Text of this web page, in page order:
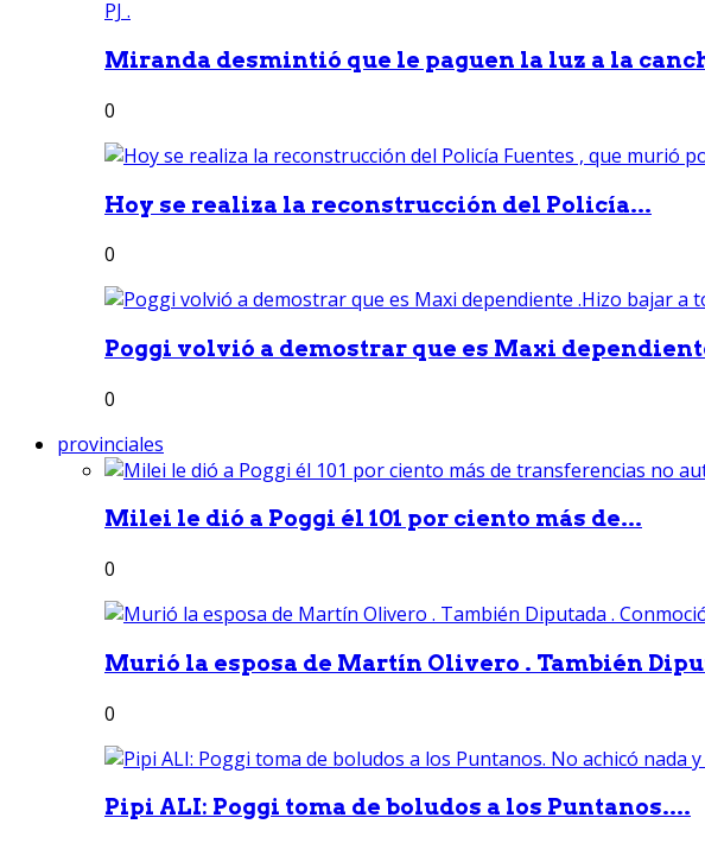
Miranda desmintió que le paguen la luz a la
0
Hoy se realiza la reconstrucción del Policía...
0
Poggi volvió a demostrar que es Maxi
0
provinciales
Milei le dió a Poggi él 101 por ciento más de...
0
Murió la esposa de Martín Olivero . También
0
Pipi ALI: Poggi toma de boludos a los Puntanos....